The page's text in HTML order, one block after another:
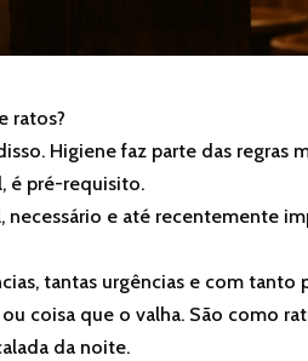
ratos?
Higiene faz parte das regras
é pré-requisito.
necessário e até recentemente
tantas urgências e com tanto
coisa que o valha. São como
da noite.